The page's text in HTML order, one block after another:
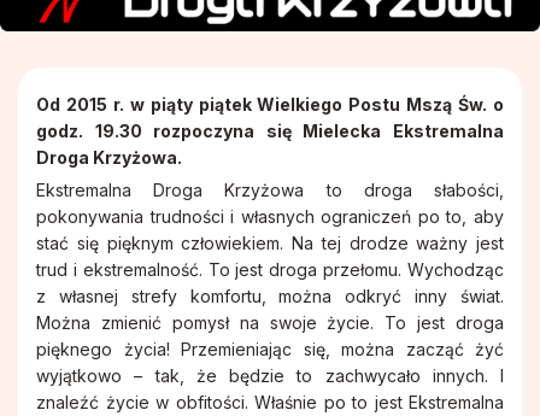
Duszpasterze w historii parafii
Dawni proboszczowie
Siostry Zakonne
Patronka Mielca
Pismo IKONA
Sakramenty
Caritas
Dziewczęca Służba Maryjna
Grupa Młodzieżowa
Grupa Ojca Pio
Rodzinne Róże Różańcowe
Hospicjum Domowe
Od 2015 r. w piąty piątek Wielkiego Postu Mszą Św. o
godz. 19.30 rozpoczyna się Mielecka Ekstremalna
Droga Krzyżowa.
Ekstremalna Droga Krzyżowa to droga słabości,
pokonywania trudności i własnych ograniczeń po to, aby
stać się pięknym człowiekiem. Na tej drodze ważny jest
trud i ekstremalność. To jest droga przełomu. Wychodząc
z własnej strefy komfortu, można odkryć inny świat.
Można zmienić pomysł na swoje życie. To jest droga
pięknego życia! Przemieniając się, można zacząć żyć
wyjątkowo – tak, że będzie to zachwycało innych. I
znaleźć życie w obfitości. Właśnie po to jest Ekstremalna